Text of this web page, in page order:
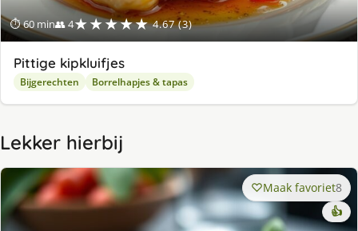
⏱ 60 min👥 4★★★★★ 4.67 (3)
Pittige kipkluifjes
Bijgerechten Borrelhapjes & tapas
Lekker hierbij
Maak favoriet8
👍